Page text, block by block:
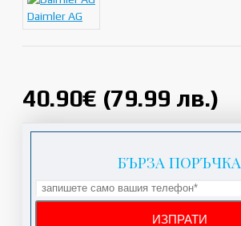
40.90€ (79.99 лв.)
Daimler AG
БЪРЗА ПОРЪЧКА